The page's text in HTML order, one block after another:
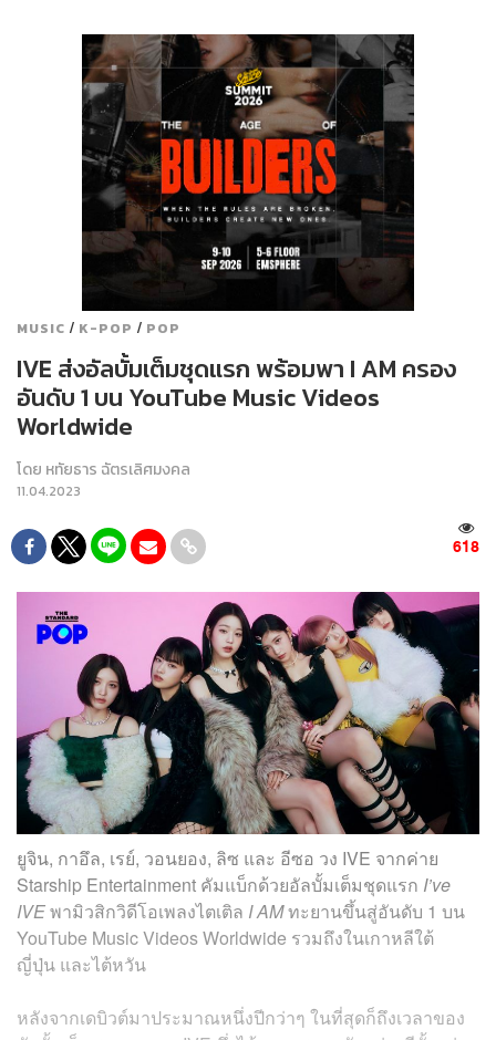
MUSIC / K-POP / POP
IVE ส่งอัลบั้มเต็มชุดแรก พร้อมพา I AM ครอง
อันดับ 1 บน YouTube Music Videos
Worldwide
โดย หทัยธาร ฉัตรเลิศมงคล
11.04.2023
618
ยูจิน, กาอึล, เรย์, วอนยอง, ลิซ และ อีซอ วง IVE จากค่าย
Starship Entertainment คัมแบ็กด้วยอัลบั้มเต็มชุดแรก I’ve
IVEพามิวสิกวิดีโอเพลงไตเติล I AMทะยานขึ้นสู่อันดับ 1 บน
YouTube Music Videos Worldwide รวมถึงในเกาหลีใต้
ญี่ปุ่น และไต้หวัน
หลังจากเดบิวต์มาประมาณหนึ่งปีกว่าๆ ในที่สุดก็ถึงเวลาของ